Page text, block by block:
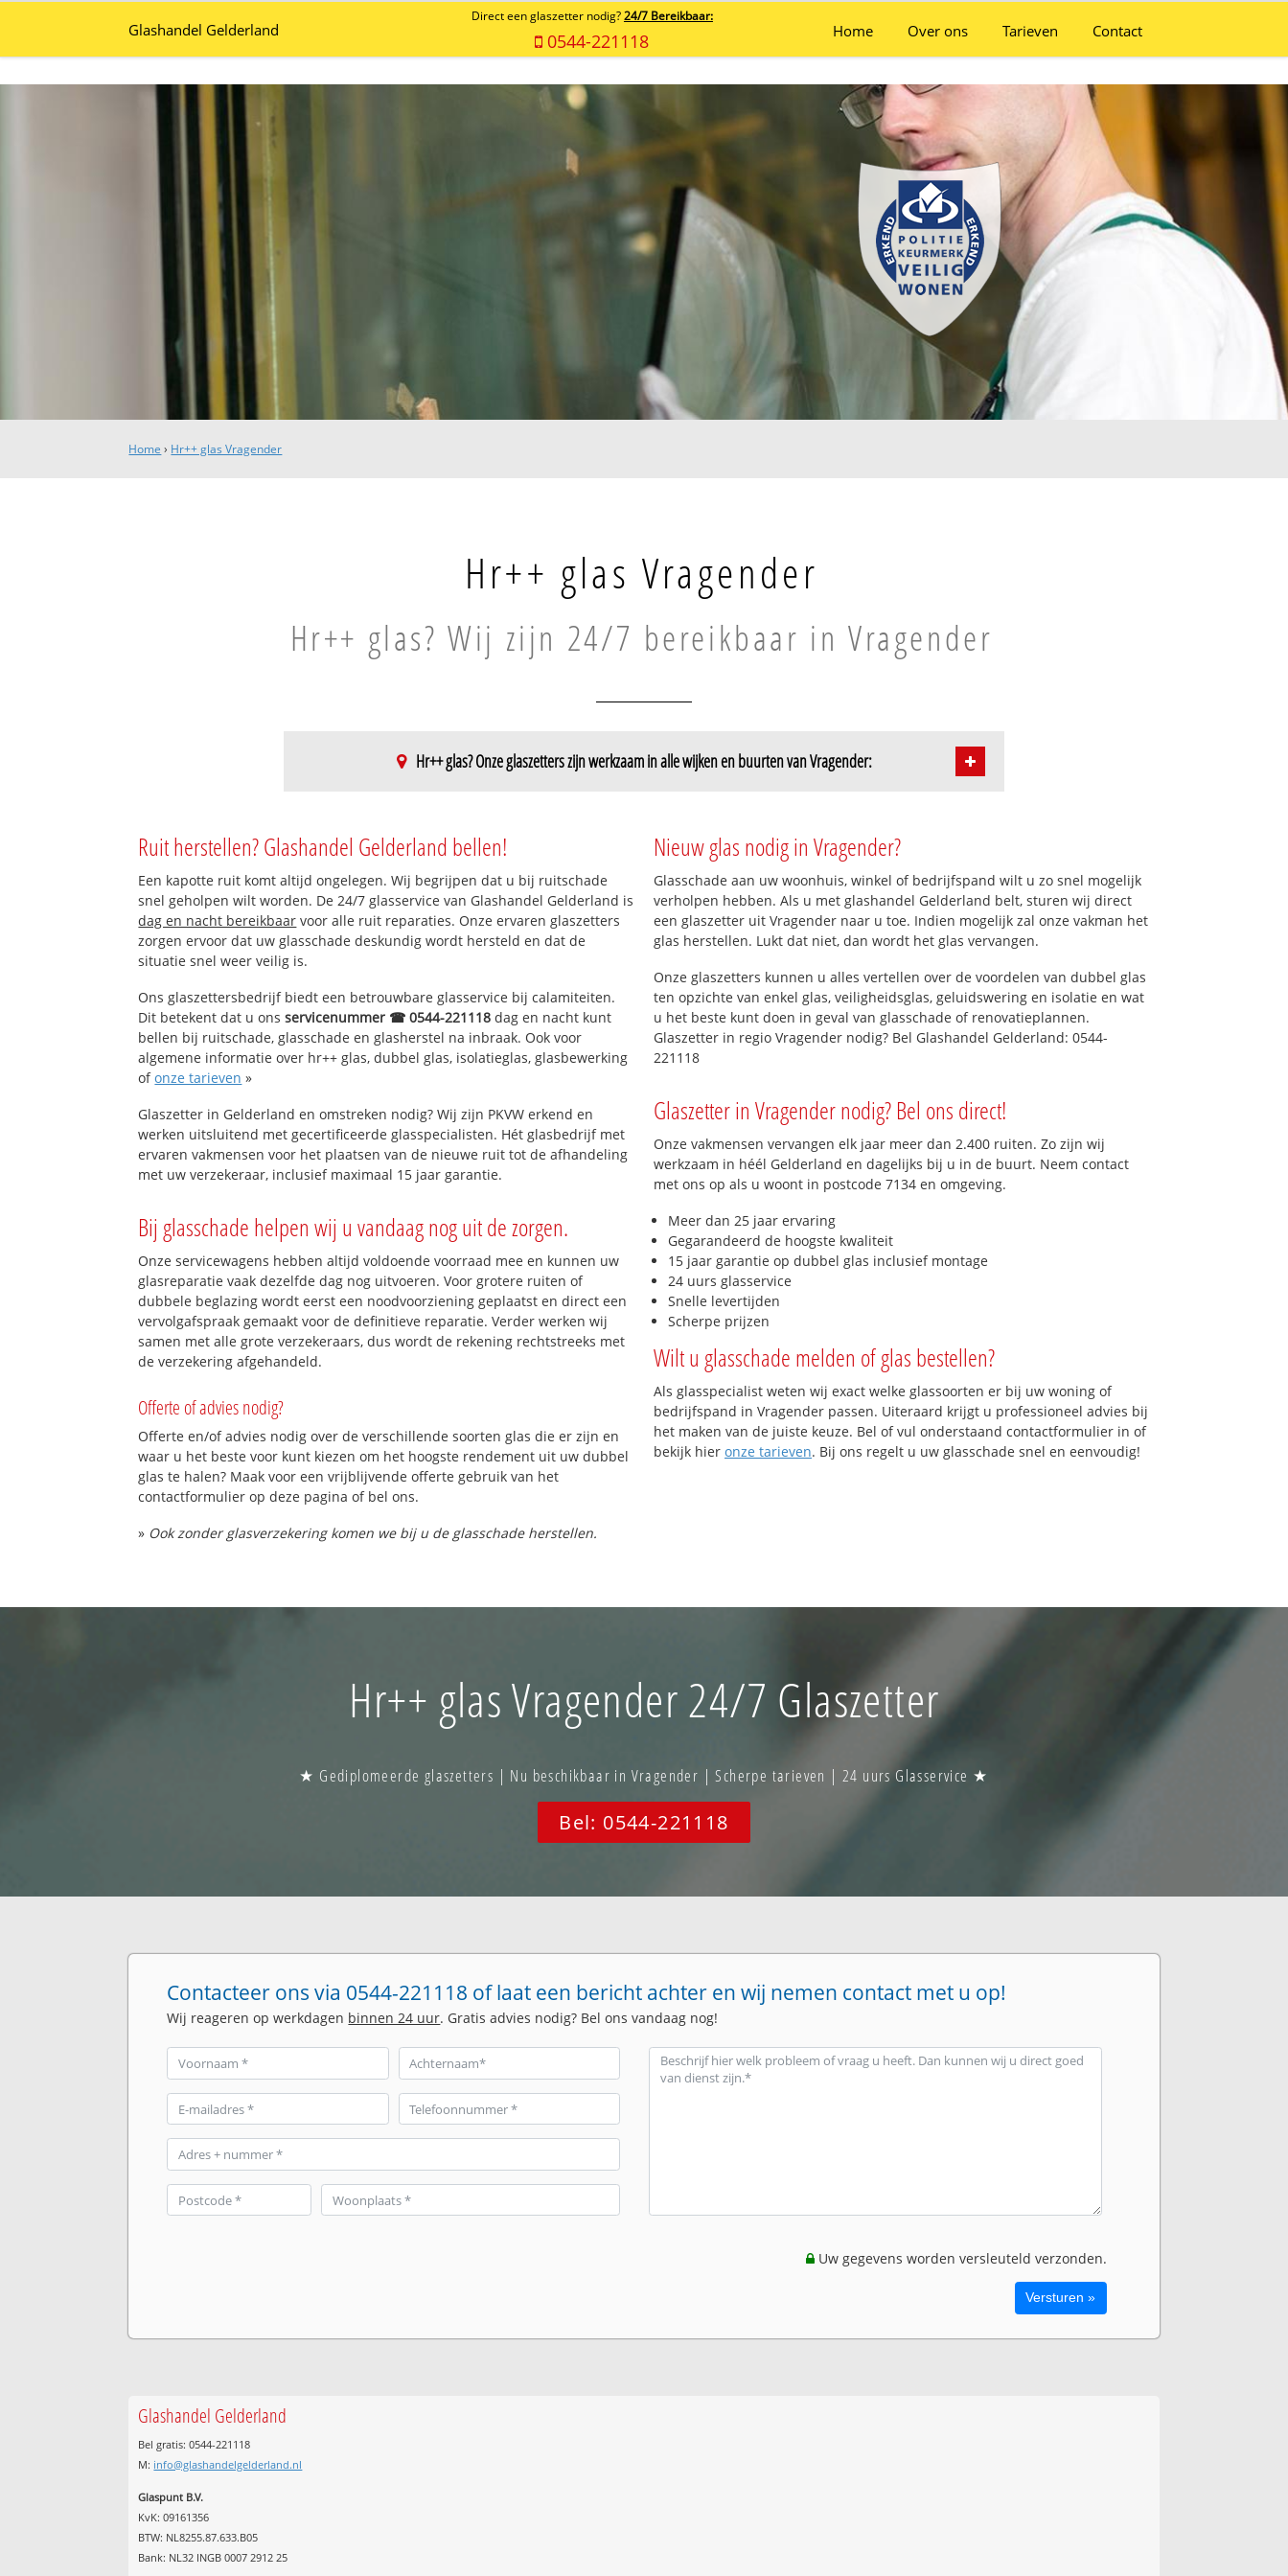
Glashandel Gelderland
Direct een glaszetter nodig? 24/7 Bereikbaar:
0544-221118 Home Over ons Tarieven Contact
Home › Hr++ glas Vragender
Hr++ glas Vragender
Hr++ glas? Wij zijn 24/7 bereikbaar in Vragender
Hr++ glas? Onze glaszetters zijn werkzaam in alle wijken en buurten van Vragender:
Ruit herstellen? Glashandel Gelderland bellen!
Een kapotte ruit komt altijd ongelegen. Wij begrijpen dat u bij ruitschade
snel geholpen wilt worden. De 24/7 glasservice van Glashandel Gelderland is
dag en nacht bereikbaar voor alle ruit reparaties. Onze ervaren glaszetters
zorgen ervoor dat uw glasschade deskundig wordt hersteld en dat de
situatie snel weer veilig is.
Ons glaszettersbedrijf biedt een betrouwbare glasservice bij calamiteiten.
Dit betekent dat u onsservicenummer ☎ 0544-221118 dag en nacht kunt
bellen bij ruitschade, glasschade en glasherstel na inbraak. Ook voor
algemene informatie over hr++ glas, dubbel glas, isolatieglas, glasbewerking
ofonze tarieven »
Glaszetter in Gelderland en omstreken nodig? Wij zijn PKVW erkend en
werken uitsluitend met gecertificeerde glasspecialisten. Hét glasbedrijf met
ervaren vakmensen voor het plaatsen van de nieuwe ruit tot de afhandeling
met uw verzekeraar, inclusief maximaal 15 jaar garantie.
Bij glasschade helpen wij u vandaag nog uit de zorgen.
Onze servicewagens hebben altijd voldoende voorraad mee en kunnen uw
glasreparatie vaak dezelfde dag nog uitvoeren. Voor grotere ruiten of
dubbele beglazing wordt eerst een noodvoorziening geplaatst en direct een
vervolgafspraak gemaakt voor de definitieve reparatie. Verder werken wij
samen met alle grote verzekeraars, dus wordt de rekening rechtstreeks met
de verzekering afgehandeld.
Offerte of advies nodig?
Offerte en/of advies nodig over de verschillende soorten glas die er zijn en
waar u het beste voor kunt kiezen om het hoogste rendement uit uw dubbel
glas te halen? Maak voor een vrijblijvende offerte gebruik van het
contactformulier op deze pagina of bel ons.
» Ook zonder glasverzekering komen we bij u de glasschade herstellen.
Nieuw glas nodig in Vragender?
Glasschade aan uw woonhuis, winkel of bedrijfspand wilt u zo snel mogelijk
verholpen hebben. Als u met glashandel Gelderland belt, sturen wij direct
een glaszetter uit Vragender naar u toe. Indien mogelijk zal onze vakman het
glas herstellen. Lukt dat niet, dan wordt het glas vervangen.
Onze glaszetters kunnen u alles vertellen over de voordelen van dubbel glas
ten opzichte van enkel glas, veiligheidsglas, geluidswering en isolatie en wat
u het beste kunt doen in geval van glasschade of renovatieplannen.
Glaszetter in regio Vragender nodig? Bel Glashandel Gelderland: 0544-
221118
Glaszetter in Vragender nodig? Bel ons direct!
Onze vakmensen vervangen elk jaar meer dan 2.400 ruiten. Zo zijn wij
werkzaam in héél Gelderland en dagelijks bij u in de buurt. Neem contact
met ons op als u woont in postcode 7134 en omgeving.
Meer dan 25 jaar ervaring
Gegarandeerd de hoogste kwaliteit
15 jaar garantie op dubbel glas inclusief montage
24 uurs glasservice
Snelle levertijden
Scherpe prijzen
Wilt u glasschade melden of glas bestellen?
Als glasspecialist weten wij exact welke glassoorten er bij uw woning of
bedrijfspand in Vragender passen. Uiteraard krijgt u professioneel advies bij
het maken van de juiste keuze. Bel of vul onderstaand contactformulier in of
bekijk hier onze tarieven. Bij ons regelt u uw glasschade snel en eenvoudig!
Hr++ glas Vragender 24/7 Glaszetter
★ Gediplomeerde glaszetters | Nu beschikbaar in Vragender | Scherpe tarieven | 24 uurs Glasservice ★
Bel: 0544-221118
Contacteer ons via 0544-221118 of laat een bericht achter en wij nemen contact met u op!
Wij reageren op werkdagen binnen 24 uur. Gratis advies nodig? Bel ons vandaag nog!
Uw gegevens worden versleuteld verzonden.
Glashandel Gelderland
Bel gratis: 0544-221118
M: info@glashandelgelderland.nl
Glaspunt B.V.
KvK: 09161356
BTW: NL8255.87.633.B05
Bank: NL32 INGB 0007 2912 25